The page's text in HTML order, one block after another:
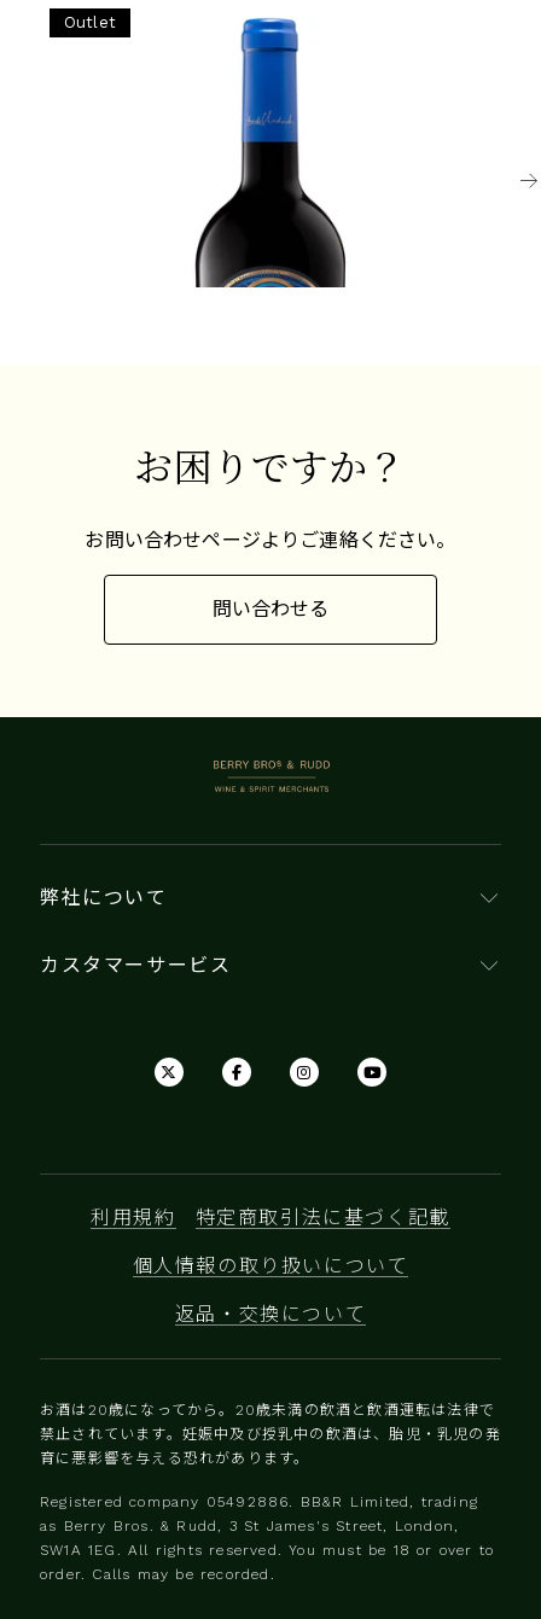
Outlet
ACONCAGUA VALLEY
2021 ロカス・デ・セーニャ
¥10,725 (税込) - 750ml
¥14,300 (税込)
お困りですか？
お問い合わせページよりご連絡ください。
問い合わせる
BERRY BROS. & RUDD
弊社について
カスタマーサービス
利用規約 特定商取引法に基づく記載
個人情報の取り扱いについて
返品・交換について
お酒は20歳になってから。20歳未満の飲酒と飲酒運転は法律で
禁止されています。妊娠中及び授乳中の飲酒は、胎児・乳児の発
育に悪影響を与える恐れがあります。
Registered company 0‍5492886. BB&R Limited, trading
as Berry Bros. & Rudd, 3 St James's Street, London,
SW1A 1EG. All rights reserved. You must be 18 or over to
order. Calls may be recorded.